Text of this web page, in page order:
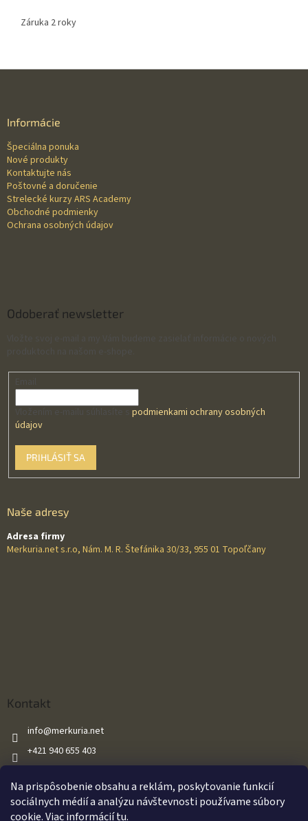
Na prispôsobenie obsahu a reklám, poskytovanie funkcií
sociálnych médií a analýzu návštevnosti používame súbory
cookie. Viac informáciítu.
Záruka 2 roky
Informácie
Špeciálna ponuka
Nové produkty
Kontaktujte nás
Poštovné a doručenie
Strelecké kurzy ARS Academy
Obchodné podmienky
Ochrana osobných údajov
Odoberať newsletter
podmienkami ochrany osobných
údajov
PRIHLÁSIŤ SA
Naše adresy
Adresa firmy
Merkuria.net s.r.o, Nám. M. R. Štefánika 30/33, 955 01 Topoľčany
Kontakt
info@merkuria.net
+421 940 655 403
Merkuria.net